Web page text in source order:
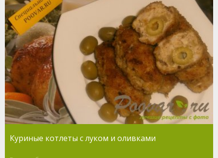
Куриные котлеты с луком и оливками